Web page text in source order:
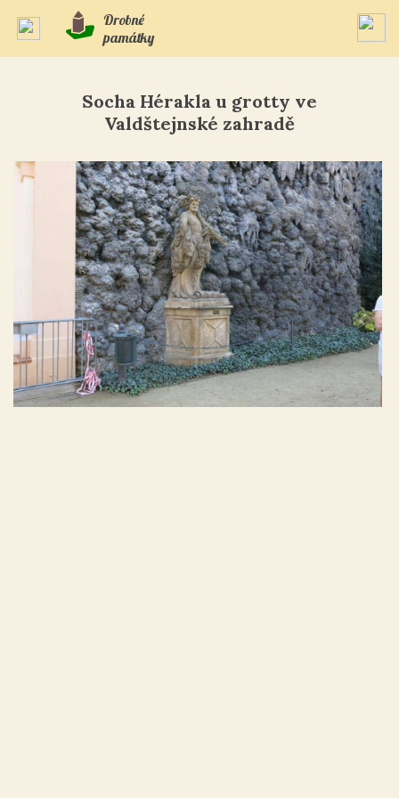
Drobné
památky
Socha Hérakla u grotty ve
Valdštejnské zahradě